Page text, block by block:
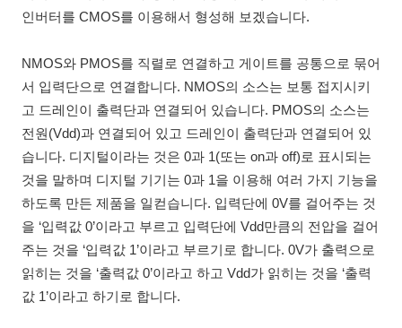
인버터를 CMOS를 이용해서 형성해 보겠습니다.
NMOS와 PMOS를 직렬로 연결하고 게이트를 공통으로 묶어
서 입력단으로 연결합니다. NMOS의 소스는 보통 접지시키
고 드레인이 출력단과 연결되어 있습니다. PMOS의 소스는
전원(Vdd)과 연결되어 있고 드레인이 출력단과 연결되어 있
습니다. 디지털이라는 것은 0과 1(또는 on과 off)로 표시되는
것을 말하며 디지털 기기는 0과 1을 이용해 여러 가지 기능을
하도록 만든 제품을 일컫습니다. 입력단에 0V를 걸어주는 것
을 ‘입력값 0’이라고 부르고 입력단에 Vdd만큼의 전압을 걸어
주는 것을 ‘입력값 1’이라고 부르기로 합니다. 0V가 출력으로
읽히는 것을 ‘출력값 0’이라고 하고 Vdd가 읽히는 것을 ‘출력
값 1’이라고 하기로 합니다.